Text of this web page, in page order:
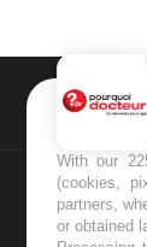
infos
With our
(cookies,
partners,
or obtained